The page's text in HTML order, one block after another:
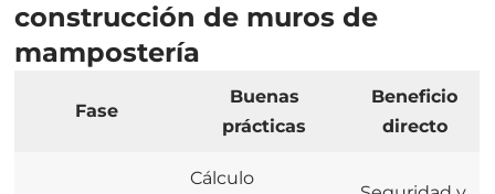
construcción de muros de
mampostería
Fase
Buenas
prácticas
Beneficio
directo
Cálculo